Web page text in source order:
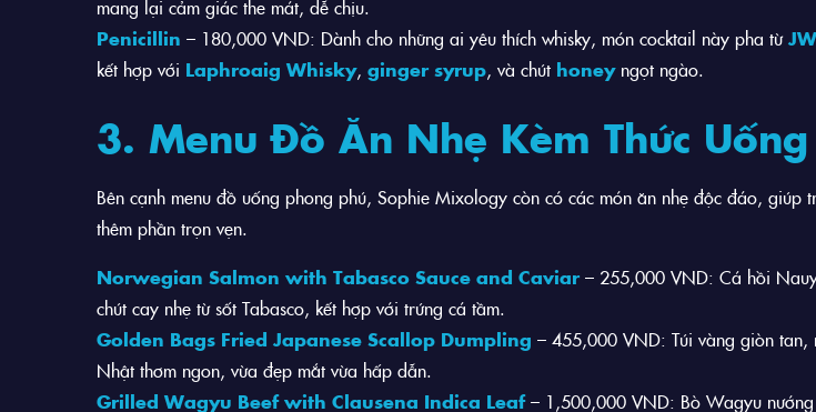
mang lại cảm giác the mát, dễ chịu.
Penicillin – 180,000 VND: Dành cho những ai yêu thích whisky, món cocktail này pha từ
kết hợp với Laphroaig Whisky, ginger syrup, và chút honeyngọt ngào.
3. Menu Đồ Ăn Nhẹ Kèm Thức Uống
Bên cạnh menu đồ uống phong phú, Sophie Mixology còn có các món ăn nhẹ độc đáo, giúp
thêm phần trọn vẹn.
Norwegian Salmon with Tabasco Sauce and Caviar – 255,000 VND: Cá hồi
chút cay nhẹ từ sốt Tabasco, kết hợp với trứng cá tầm.
Golden Bags Fried Japanese Scallop Dumpling – 455,000 VND: Túi vàng giòn tan,
Nhật thơm ngon, vừa đẹp mắt vừa hấp dẫn.
Grilled Wagyu Beef with Clausena Indica Leaf– 1,500,000 VND: Bò Wagyu nướng